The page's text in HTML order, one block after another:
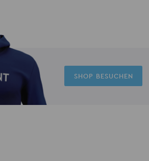
SHOP BESUCHEN